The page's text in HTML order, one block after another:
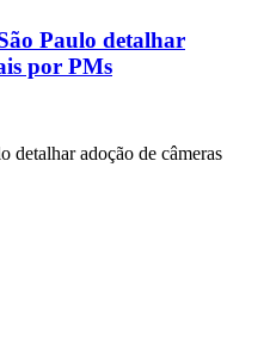
Paulo detalhar
por PMs
detalhar adoção de câmeras